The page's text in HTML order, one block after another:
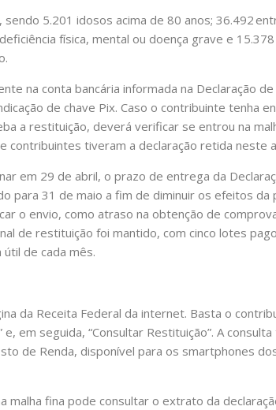
5.201 idosos acima de 80 anos; 36.492
física, mental ou doença grave e
na conta bancária informada na Declaração
de chave Pix. Caso o contribuinte tenha
a restituição, deverá verificar se entrou na
contribuintes tiveram a declaração retida neste
em 29 de abril, o prazo de entrega da
para 31 de maio a fim de diminuir os efeitos da
o envio, como atraso na obtenção de
de restituição foi mantido, com cinco lotes
de cada mês.
da Receita Federal da internet. Basta o
em seguida, “Consultar Restituição”. A
de Renda, disponível para os smartphones
malha fina pode consultar o extrato da